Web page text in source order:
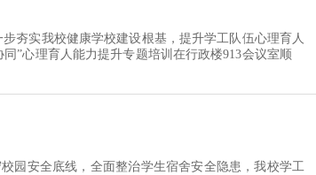
夯实我校健康学校建设根基，提升学工队伍心理育人
”心理育人能力提升专题培训在行政楼913会议室顺利
园安全底线，全面整治学生宿舍安全隐患，我校学工